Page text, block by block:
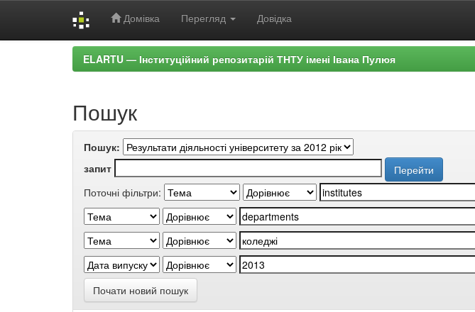
Домівка Перегляд Довідка
ELARTU — Інституційний репозитарій ТНТУ імені Івана Пулюя
Пошук
Пошук:
запит
Поточні фільтри:
Почати новий пошук